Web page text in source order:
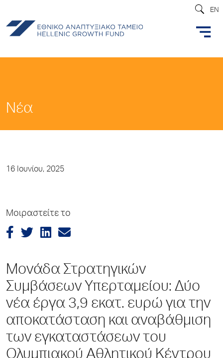
EN
Νέα
16 Ιουνίου, 2025
Μοιραστείτε το
Μονάδα Στρατηγικών
Συμβάσεων Υπερταμείου: Δύο
νέα έργα 3,9 εκατ. ευρώ για την
αποκατάσταση και αναβάθμιση
των εγκαταστάσεων του